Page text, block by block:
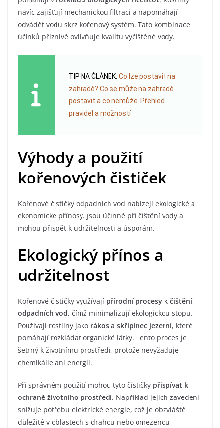
navíc zajišťují mechanickou filtraci a napomáhají
odvádět vodu skrz kořenový systém. Tato kombinace
účinků příznivě ovlivňuje kvalitu vyčištěné vody.
TIP NA ČLÁNEK: Co lze postavit na
zahradě? Co se může na zahradě
postavit a co nemůže: Přehled
pravidel a možností
Výhody a použití
kořenových čističek
Kořenové čističky odpadních vod nabízejí ekologické a
ekonomické přínosy. Jsou účinné při čištění vody a
mohou přispět k udržitelnosti a úsporám.
Ekologický přínos a
udržitelnost
Kořenové čističky využívají přírodní procesy k čištění
odpadních vod, čímž minimalizují ekologickou stopu.
Používají rostliny jako rákos a skřípinec jezerní, které
pomáhají rozkládat organické látky. Tento proces je
šetrný k životnímu prostředí, protože nevyžaduje
chemikálie ani energii.
Při správném použití mohou tyto čističky přispívat k
ochraně životního prostředí. Například jejich zavedení
snižuje potřebu elektrické energie, což je obzvláště
důležité v oblastech s drahou nebo omezenou